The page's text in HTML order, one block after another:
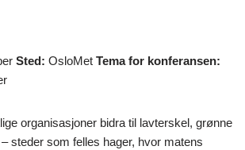
Sted: OsloMet Tema for konferansen:
organisasjoner bidra til lavterskel, grønne
steder som felles hager, hvor matens